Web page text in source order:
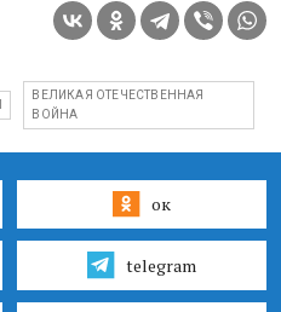
ВЕЛИКАЯ ОТЕЧЕСТВЕННАЯ
ВОЙНА
ок
telegram